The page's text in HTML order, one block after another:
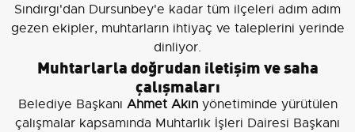
Sındırgı'dan Dursunbey'e kadar tüm ilçeleri adım adım
gezen ekipler, muhtarların ihtiyaç ve taleplerini yerinde
dinliyor.
Muhtarlarla doğrudan iletişim ve saha
çalışmaları
Belediye Başkanı Ahmet Akınyönetiminde yürütülen
çalışmalar kapsamında Muhtarlık İşleri Dairesi Başkanı